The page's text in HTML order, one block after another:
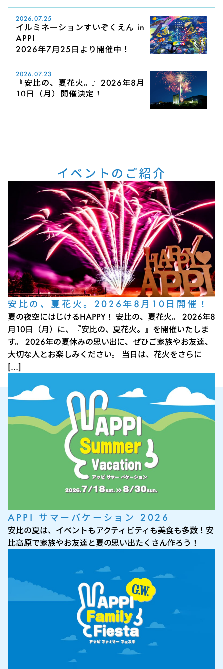
2026.07.25
イルミネーションすいぞくえん in
APPI
2026年7月25日より開催中！
2026.07.23
『安比の、夏花火。』2026年8月
10日（月）開催決定！
イベントのご紹介
安比の、夏花火。2026年8月10日開催！
夏の夜空にはじけるHAPPY！ 安比の、夏花火。 2026年8
月10日（月）に、『安比の、夏花火。』を開催いたしま
す。 2026年の夏休みの思い出に、ぜひご家族やお友達、
大切な人とお楽しみください。 当日は、花火をさらに
[…]
APPI サマーバケーション 2026
安比の夏は、イベントもアクティビティも美食も多数！安
比高原で家族やお友達と夏の思い出たくさん作ろう！